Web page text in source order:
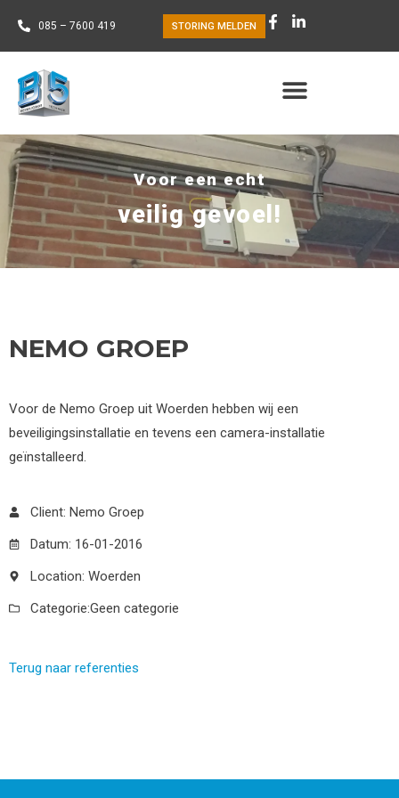
085 – 7600 419 STORING MELDEN
Voor een echt
veilig gevoel!
NEMO GROEP
Voor de Nemo Groep uit Woerden hebben wij een
beveiligingsinstallatie en tevens een camera-installatie
geïnstalleerd.
Client: Nemo Groep
Datum: 16-01-2016
Location: Woerden
Categorie:Geen categorie
Terug naar referenties